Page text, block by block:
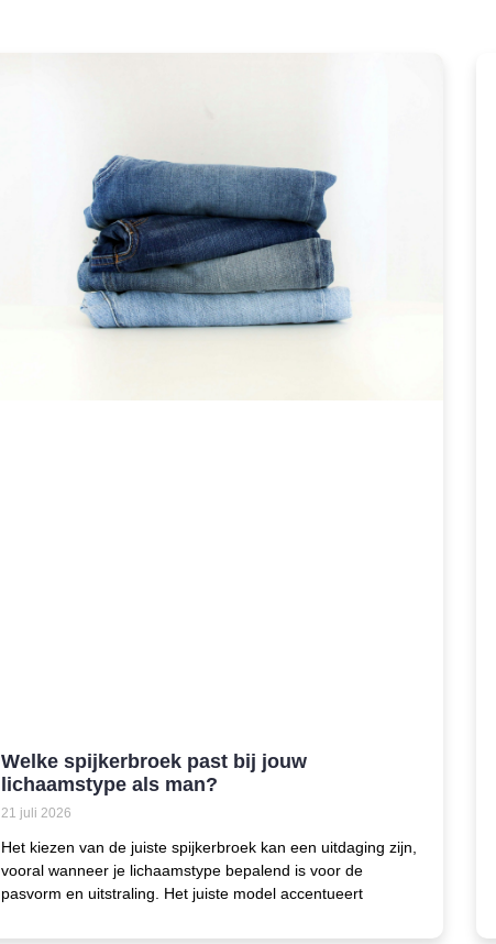
Welke spijkerbroek past bij jouw
lichaamstype als man?
21 juli 2026
Het kiezen van de juiste spijkerbroek kan een uitdaging zijn,
vooral wanneer je lichaamstype bepalend is voor de
pasvorm en uitstraling. Het juiste model accentueert